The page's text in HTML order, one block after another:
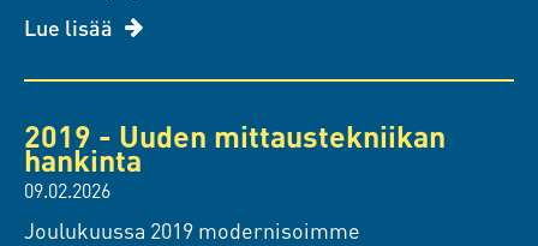
Lue lisää
2019 - Uuden mittaustekniikan
hankinta
09.02.2026
Joulukuussa 2019 modernisoimme